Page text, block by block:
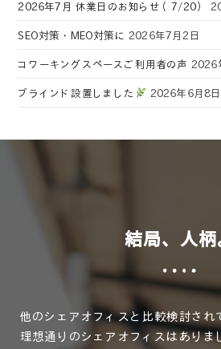
2026年7月 休業日のお知らせ（7/20）
SEO対策・MEO対策に 2026年7月2日
コワーキングスペースご利用者の声 2026
ブラインド設置しました 2026年6月8日
結局、人柄
他のシェアオフィスと比較検討され
理想通りのシェアオフィスはありま